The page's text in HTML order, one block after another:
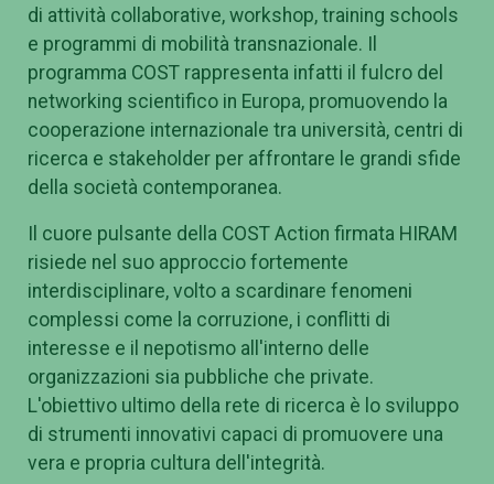
di attività collaborative, workshop, training schools
e programmi di mobilità transnazionale. Il
programma COST rappresenta infatti il fulcro del
networking scientifico in Europa, promuovendo la
cooperazione internazionale tra università, centri di
ricerca e stakeholder per affrontare le grandi sfide
della società contemporanea.
Il cuore pulsante della COST Action firmata HIRAM
risiede nel suo approccio fortemente
interdisciplinare, volto a scardinare fenomeni
complessi come la corruzione, i conflitti di
interesse e il nepotismo all'interno delle
organizzazioni sia pubbliche che private.
L'obiettivo ultimo della rete di ricerca è lo sviluppo
di strumenti innovativi capaci di promuovere una
vera e propria cultura dell'integrità.